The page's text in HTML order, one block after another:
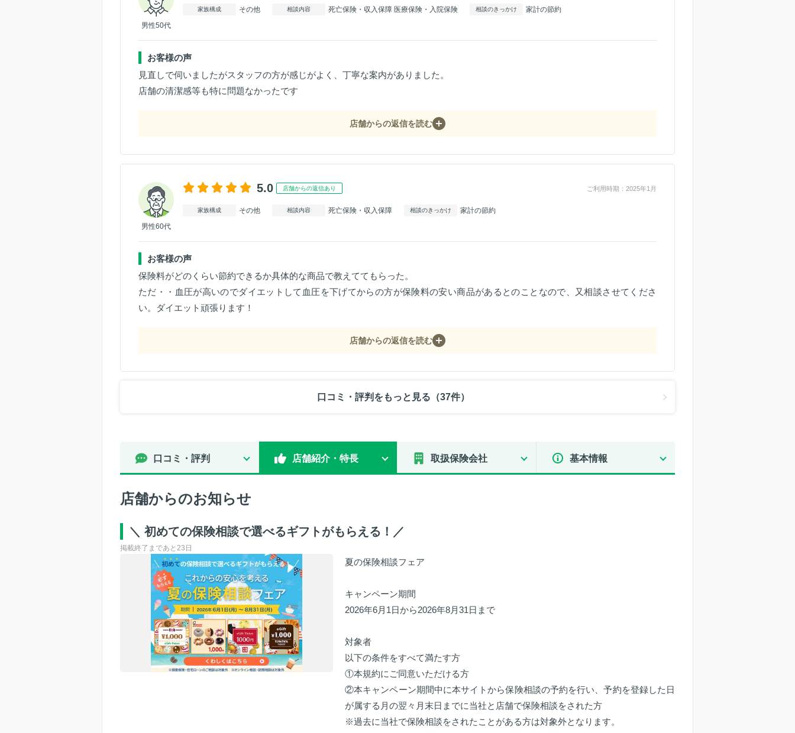
男性50代
家族構成 その他 相談内容 死亡保険・収入保障 医療保険・入院保険 相談のきっかけ 家計の節約
お客様の声
見直しで伺いましたがスタッフの方が感じがよく、丁寧な案内がありました。
店舗の清潔感等も特に問題なかったです
店舗からの返信を読む
男性60代
5.0 店舗からの返信あり ご利用時期：2025年1月
家族構成 その他 相談内容 死亡保険・収入保障 相談のきっかけ 家計の節約
お客様の声
保険料がどのくらい節約できるか具体的な商品で教えててもらった。
ただ・・血圧が高いのでダイエットして血圧を下げてからの方が保険料の安い商品があるとのことなので、又相談させてくださ
い。ダイエット頑張ります！
店舗からの返信を読む
口コミ・評判をもっと見る（37件）
口コミ・評判 店舗紹介・特長 取扱保険会社 基本情報
店舗からのお知らせ
＼ 初めての保険相談で選べるギフトがもらえる！／
掲載終了まであと23日
夏の保険相談フェア
キャンペーン期間
2026年6月1日から2026年8月31日まで
対象者
以下の条件をすべて満たす方
①本規約にご同意いただける方
②本キャンペーン期間中に本サイトから保険相談の予約を行い、予約を登録した日
が属する月の翌々月末日までに当社と店舗で保険相談をされた方
※過去に当社で保険相談をされたことがある方は対象外となります。